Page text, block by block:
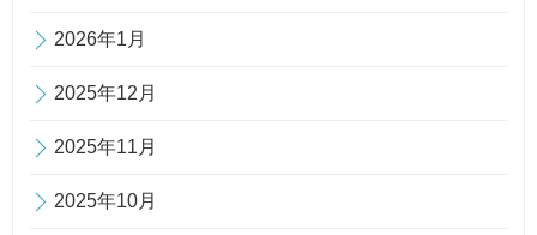
2026年1月
2025年12月
2025年11月
2025年10月